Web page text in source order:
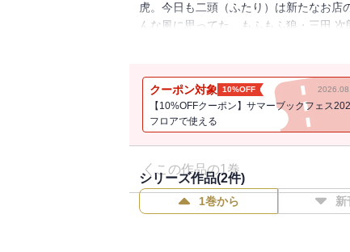
虎。今日も二頭（ふたり）は新たなお
んな風に思ってた。もふもふ狼・三田
も楽しくご飯を食べる二頭（ふたり）
クーポン対象 10%OFF
【10%OFFクーポン】サマーブックフェス
フロアで使える
この作品の1巻
シリーズ作品(2件)
1巻から 新